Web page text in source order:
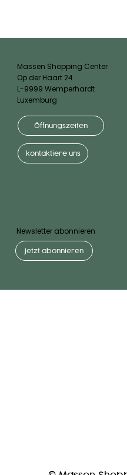
Newsletter abonnieren
Jetzt abonnieren
Massen Shopping Center
Op der Haart 24
L-9999 Wemperhardt
Luxemburg
Öffnungszeiten
kontaktiere uns